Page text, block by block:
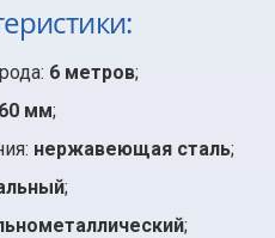
6 метров;
60 мм;
нержавеющая сталь;
;
;